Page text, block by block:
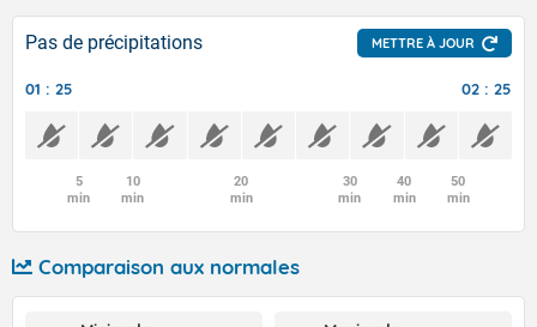
Pas de précipitations METTRE À JOUR
01 : 25 02 : 25
5
min
10
min
20
min
30
min
40
min
50
min
Comparaison aux normales